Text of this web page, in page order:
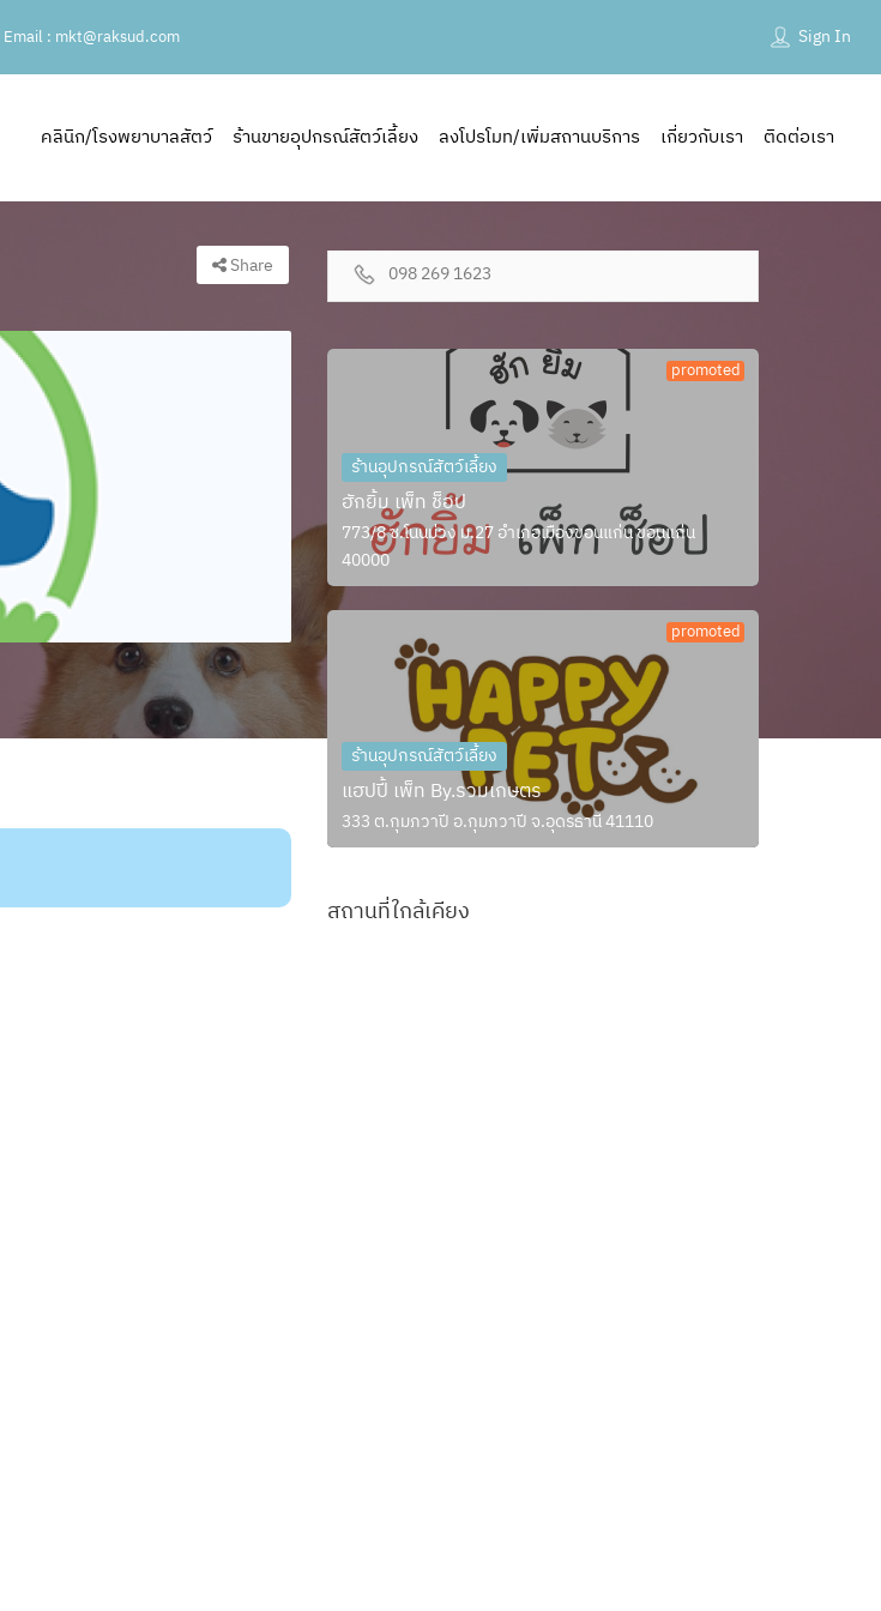
Email : mkt@raksud.com Sign In
คลินิก/โรงพยาบาลสัตว์ ร้านขายอุปกรณ์สัตว์เลี้ยง ลงโปรโมท/เพิ่มสถานบริการ เกี่ยวกับเรา ติดต่อเรา
Share 098 269 1623
promoted
ร้านอุปกรณ์สัตว์เลี้ยง
ฮักยิ้ม เพ็ท ช็อป
773/8 ซ.โนนม่วง ม.27 อำเภอเมืองขอนแก่น ขอนแก่น
40000
promoted
ร้านอุปกรณ์สัตว์เลี้ยง
แฮปปี้ เพ็ท By.รวมเกษตร
333 ต.กุมภวาปี อ.กุมภวาปี จ.อุดรธานี 41110
สถานที่ใกล้เคียง